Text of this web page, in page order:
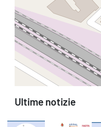
Ultime notizie